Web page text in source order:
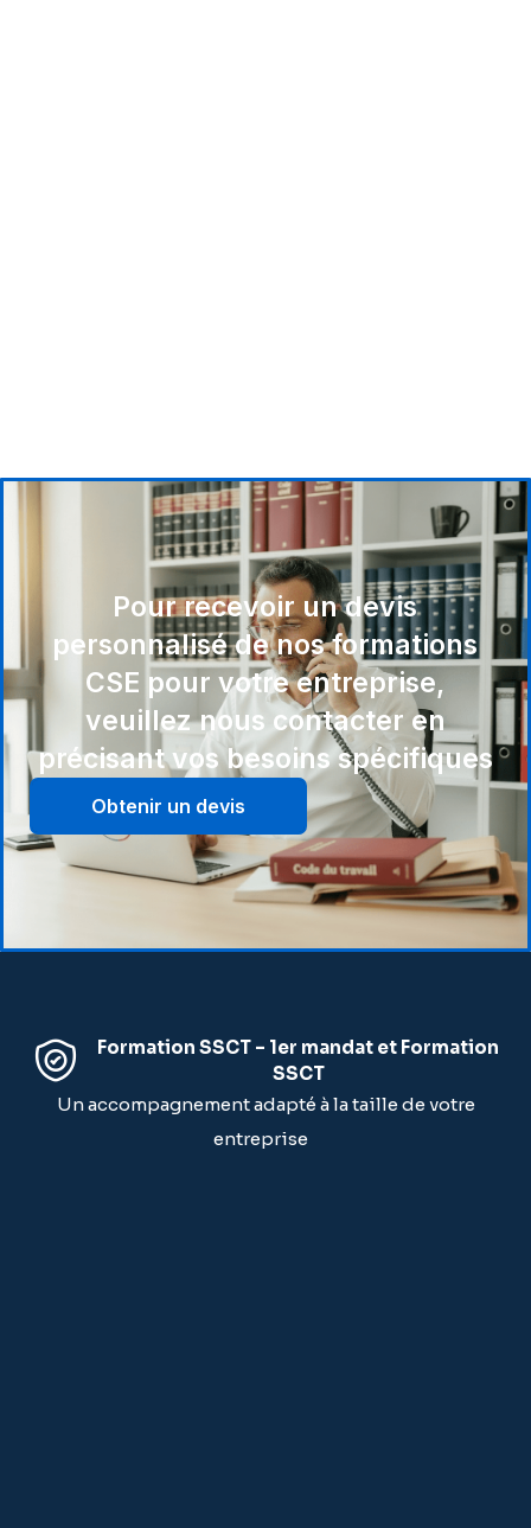
Pour recevoir un devis
personnalisé de nos formations
CSE pour votre entreprise,
veuillez nous contacter en
précisant vos besoins spécifiques
Obtenir un devis
Formation SSCT – 1er mandat et Formation
SSCT
Un accompagnement adapté à la taille de votre
entreprise